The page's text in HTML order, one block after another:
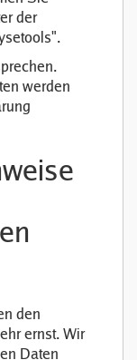
der
werden
den
ernst. Wir
Daten